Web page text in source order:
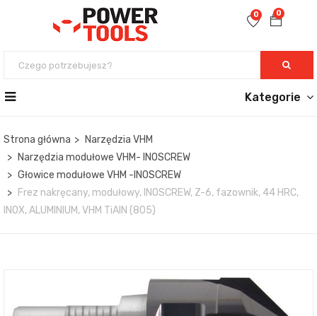
0
0
Kategorie
Strona główna
Narzędzia VHM
Narzędzia modułowe VHM- INOSCREW
Głowice modułowe VHM -INOSCREW
Frez nakręcany, modułowy, INOSCREW, Z-6, fazownik, 44 HRC,
INOX, ALUMINIUM, VHM TiAlN (805)